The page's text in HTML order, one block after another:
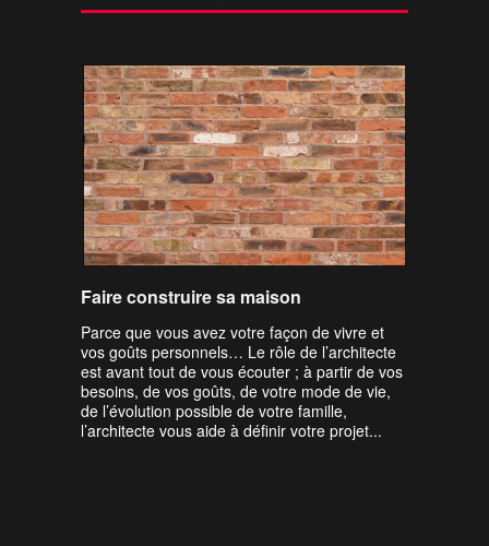
Faire construire sa maison
Parce que vous avez votre façon de vivre et
vos goûts personnels… Le rôle de l’architecte
est avant tout de vous écouter ; à partir de vos
besoins, de vos goûts, de votre mode de vie,
de l’évolution possible de votre famille,
l’architecte vous aide à définir votre projet...